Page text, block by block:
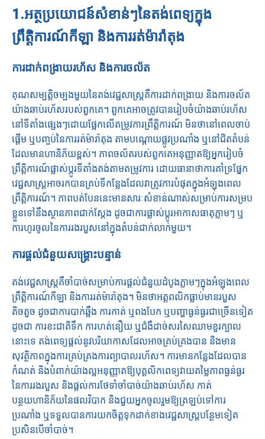
1.អត្ថប្រយោជន៍សំខាន់ៗនៃតង់ពេទ្យក្នុង
ព្រឹត្តិការណ៍កីឡា និងការរត់ម៉ារ៉ាតុង
ការដាក់ពង្រាយរហ័ស និងការចល័ត
គុណសម្បត្តិចម្បងមួយនៃតង់វេជ្ជសាស្រ្តគឺការដាក់ពង្រាយ និងការចល័ត
យ៉ាងឆាប់រហ័សរបស់ពួកគេ។ ពួកគេអាចត្រូវបានរៀបចំយ៉ាងឆាប់រហ័ស
នៅទីតាំងផ្សេងៗដោយផ្អែកលើតម្រូវការព្រឹត្តិការណ៍ មិនថានៅពេលចាប់
ផ្តើម ឬបញ្ចប់នៃការរត់ម៉ារ៉ាតុង តាមបណ្តោយផ្លូវប្រណាំង ឬនៅជិតតំបន់
ដែលមានហានិភ័យខ្ពស់។ ភាពចល័តរបស់ពួកគេអនុញ្ញាតឱ្យអ្នករៀបចំ
ព្រឹត្តិការណ៍ផ្លាស់ប្តូរទីតាំងតង់តាមតម្រូវការ ដោយធានាថាការគាំទ្រផ្នែក
វេជ្ជសាស្រ្តអាចរកបានគ្រប់ទីកន្លែងដែលវាត្រូវការបំផុតក្នុងអំឡុងពេល
ព្រឹត្តិការណ៍។ ភាពបត់បែននេះមានសារៈសំខាន់ណាស់សម្រាប់ការសម្រប
ខ្លួនទៅនឹងស្ថានភាពជាក់ស្តែង ដូចជាការផ្លាស់ប្តូរអាកាសធាតុភ្លាមៗ ឬ
ការហូរចូលនៃការរងរបួសនៅក្នុងតំបន់ជាក់លាក់មួយ។
ការផ្តល់ជំនួយសង្គ្រោះបន្ទាន់
តង់វេជ្ជសាស្រ្ដគឺចាំបាច់សម្រាប់ការផ្តល់ជំនួយដំបូងភ្លាមៗក្នុងអំឡុងពេល
ព្រឹត្តិការណ៍កីឡា និងការរត់ម៉ារ៉ាតុង។ មិនថាអត្តពលិកធ្លាប់មានរបួស
តិចតួច ដូចជាការបាក់ឆ្អឹង ការកាត់ ឬពងបែក ឬបញ្ហាធ្ងន់ធ្ងរជាច្រើនទៀត
ដូចជា ការខះជាតិទឹក ការហត់នឿយ ឬជំងឺដាច់សរសៃឈាមខួរក្បាល
នោះទេ តង់ពេទ្យផ្តល់នូវបរិយាកាសដែលអាចគ្រប់គ្រងបាន និងមាន
សុវត្ថិភាពក្នុងការគ្រប់គ្រងការព្យាបាលរហ័ស។ ការមានកន្លែងដែលបាន
កំណត់ និងបំពាក់យ៉ាងល្អអនុញ្ញាតឱ្យបុគ្គលិកពេទ្យវាយតម្លៃភាពធ្ងន់ធ្ងរ
នៃការរងរបួស និងផ្តល់ការថែទាំចាំបាច់យ៉ាងឆាប់រហ័ស កាត់
បន្ថយហានិភ័យនៃផលវិបាក និងជួយអ្នកចូលរួមឱ្យត្រឡប់ទៅការ
ប្រណាំង ឬទទួលបានការយកចិត្តទុកដាក់ខាងវេជ្ជសាស្ត្របន្ថែមទៀត
ប្រសិនបើចាំបាច់។